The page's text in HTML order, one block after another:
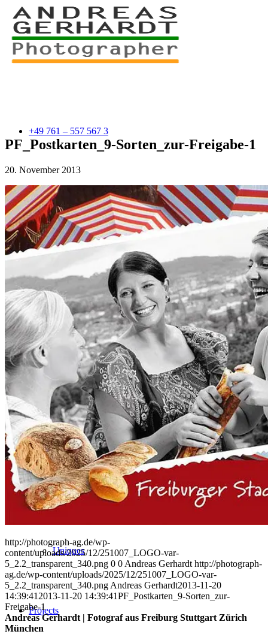
+49 761 – 557 567 3
myStory
Portfolio
People
Lifestyle
Corporate
Sports
Uniques
Projects
PF_Postkarten_9-Sorten_zur-Freigabe-1
20. November 2013
http://photograph-ag.de/wp-
content/uploads/2025/12/251007_LOGO-var-
5_2.2_transparent_340.png 0 0 Andreas Gerhardt http://photograph-
ag.de/wp-content/uploads/2025/12/251007_LOGO-var-
5_2.2_transparent_340.png Andreas Gerhardt2013-11-20
14:39:41 2013-11-20 14:39:41PF_Postkarten_9-Sorten_zur-
Freigabe-1
Andreas Gerhardt | Fotograf aus Freiburg Stuttgart Zürich
München